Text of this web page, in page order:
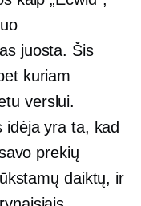
juosta. Šis
kuriam
verslui.
idėja yra ta, kad
prekių
daiktų, ir